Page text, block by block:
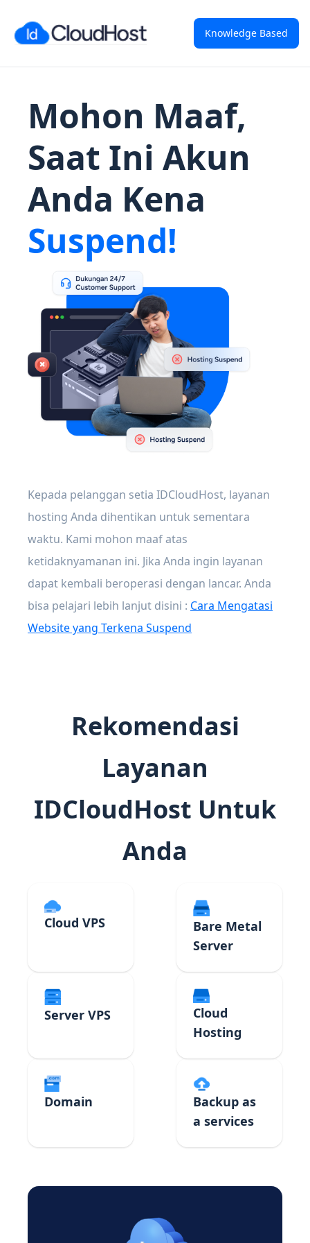
Knowledge Based
Mohon Maaf,
Saat Ini Akun
Anda Kena
Suspend!
Kepada pelanggan setia IDCloudHost, layanan
hosting Anda dihentikan untuk sementara
waktu. Kami mohon maaf atas
ketidaknyamanan ini. Jika Anda ingin layanan
dapat kembali beroperasi dengan lancar. Anda
bisa pelajari lebih lanjut disini : Cara Mengatasi
Website yang Terkena Suspend
Rekomendasi
Layanan
IDCloudHost Untuk
Anda
Cloud VPS
Bare Metal
Server
Server VPS
Cloud
Hosting
Domain
Backup as
a services